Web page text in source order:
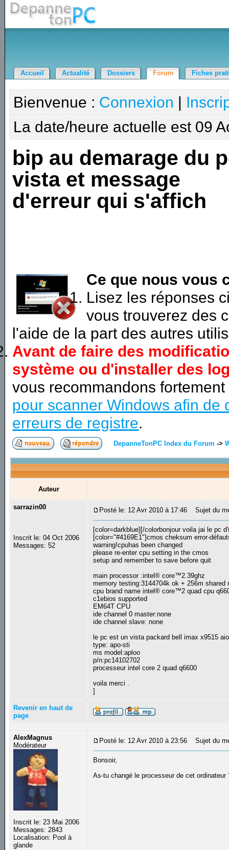
Accueil Actualité Dossiers Forum Fiches
Bienvenue : Connexion |
La date/heure actuelle est 09
bip au demarage du
vista et message
d'erreur qui s'affich
Ce que nous vous
Lisez les réponses
vous trouverez des
l'aide de la part des autres
Avant de faire des
système ou d'installer des
vous recommandons
pour scanner Windows afin de
erreurs de registre.
DepanneTonPC Index du Forum ->
Auteur
sarrazin00
Inscrit le: 04 Oct 2006
Messages: 52
Posté le: 12 Avr 2010 à 17:46 Sujet du
[color=darkblue][/colorbonjour voila jai le pc
[color="#4169E1"]cmos cheksum error-
warning!cpuhas been changed
please re-enter cpu setting in the cmos
setup and remember to save before quit
main processor :intel® core™2.39ghz
memory testing:3144704k ok + 256m shared
cpu brand name intel® core™2 quad cpu
c1ebios supported
EM64T CPU
ide channel 0 master:none
ide channel slave: none
le pc est un vista packard bell imax x9515 aio
type: apo-sti
ms model:aploo
p/n:pc14102702
processeur intel core 2 quad q6600
voila merci .
]
Revenir en haut de
page
AlexMagnus
Modérateur
Inscrit le: 23 Mai 2006
Messages: 2843
Localisation: Pool à
glande
Posté le: 12 Avr 2010 à 23:56 Sujet du
Bonsoir,
As-tu changé le processeur de cet